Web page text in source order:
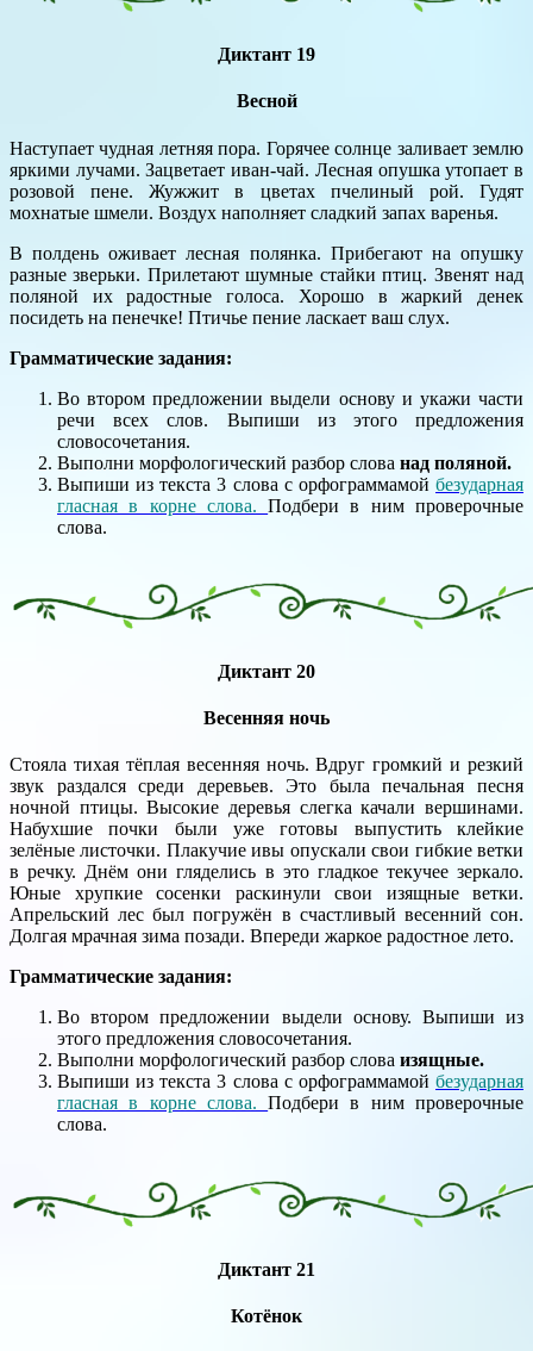
Диктант 19
Весной
Наступает чудная летняя пора. Горячее солнце заливает землю
яркими лучами. Зацветает иван-чай. Лесная опушка утопает в
розовой пене. Жужжит в цветах пчелиный рой. Гудят
мохнатые шмели. Воздух наполняет сладкий запах варенья.
В полдень оживает лесная полянка. Прибегают на опушку
разные зверьки. Прилетают шумные стайки птиц. Звенят над
поляной их радостные голоса. Хорошо в жаркий денек
посидеть на пенечке! Птичье пение ласкает ваш слух.
Грамматические задания:
Во втором предложении выдели основу и укажи части
речи всех слов. Выпиши из этого предложения
словосочетания.
Выполни морфологический разбор слова над поляной.
Выпиши из текста 3 слова с орфограммамой безударная
гласная в корне слова.Подбери в ним проверочные
слова.
Диктант 20
Весенняя ночь
Стояла тихая тёплая весенняя ночь. Вдруг громкий и резкий
звук раздался среди деревьев. Это была печальная песня
ночной птицы. Высокие деревья слегка качали вершинами.
Набухшие почки были уже готовы выпустить клейкие
зелёные листочки. Плакучие ивы опускали свои гибкие ветки
в речку. Днём они гляделись в это гладкое текучее зеркало.
Юные хрупкие сосенки раскинули свои изящные ветки.
Апрельский лес был погружён в счастливый весенний сон.
Долгая мрачная зима позади. Впереди жаркое радостное лето.
Грамматические задания:
Во втором предложении выдели основу. Выпиши из
этого предложения словосочетания.
Выполни морфологический разбор слова изящные.
Выпиши из текста 3 слова с орфограммамой безударная
гласная в корне слова.Подбери в ним проверочные
слова.
Диктант 21
Котёнок